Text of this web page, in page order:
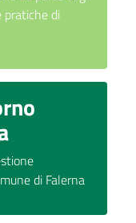
di
di Falerna